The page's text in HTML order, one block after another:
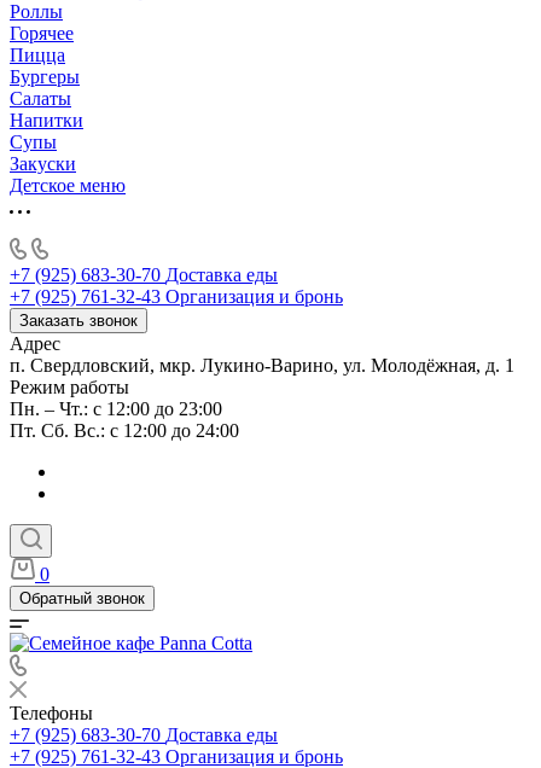
Роллы
Горячее
Пицца
Бургеры
Салаты
Напитки
Супы
Закуски
Детское меню
+7 (925) 683-30-70 Доставка еды
+7 (925) 761-32-43 Организация и бронь
Заказать звонок
Адрес
п. Свердловский, мкр. Лукино-Варино, ул. Молодёжная, д. 1
Режим работы
Пн. – Чт.: с 12:00 до 23:00
Пт. Сб. Вс.: с 12:00 до 24:00
0
Обратный звонок
Телефоны
+7 (925) 683-30-70 Доставка еды
+7 (925) 761-32-43 Организация и бронь